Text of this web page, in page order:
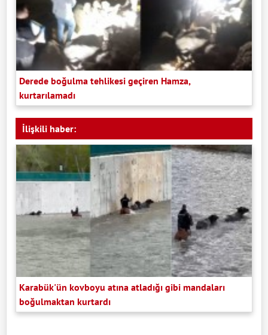
Derede boğulma tehlikesi geçiren Hamza,
kurtarılamadı
İlişkili haber:
Karabük'ün kovboyu atına atladığı gibi mandaları
boğulmaktan kurtardı